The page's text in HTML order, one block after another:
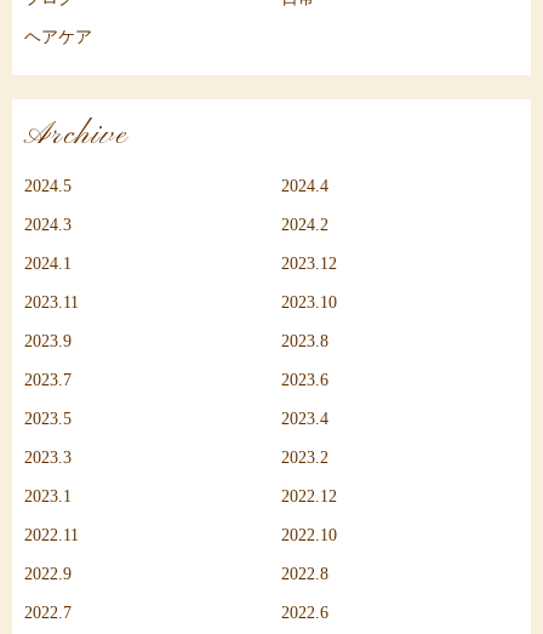
ヘアケア
Archive
2024.5 2024.4
2024.3 2024.2
2024.1 2023.12
2023.11 2023.10
2023.9 2023.8
2023.7 2023.6
2023.5 2023.4
2023.3 2023.2
2023.1 2022.12
2022.11 2022.10
2022.9 2022.8
2022.7 2022.6